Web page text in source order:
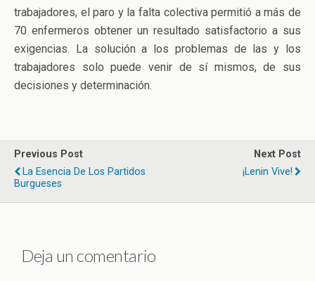
trabajadores, el paro y la falta colectiva permitió a más de
70 enfermeros obtener un resultado satisfactorio a sus
exigencias. La solución a los problemas de las y los
trabajadores solo puede venir de sí mismos, de sus
decisiones y determinación.
Previous Post
La Esencia De Los Partidos
Burgueses
Next Post
¡Lenin Vive!
Deja un comentario